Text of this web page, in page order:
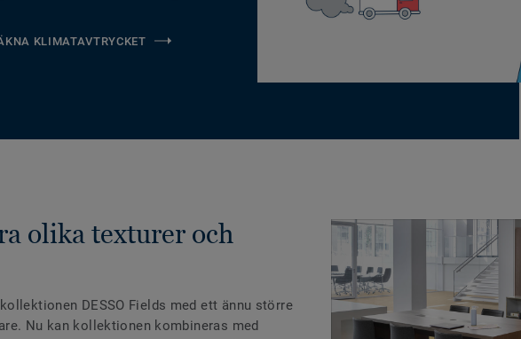
KLIMATAVTRYCKET
olika texturer och
DESSO Fields med ett ännu större
Nu kan kollektionen kombineras med